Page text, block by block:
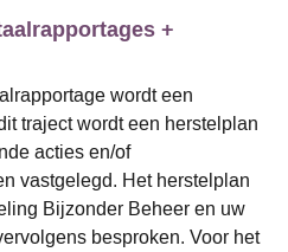
+
wordt een
traject wordt een herstelplan
acties en/of
vastgelegd. Het herstelplan
Bijzonder Beheer en uw
besproken. Voor het